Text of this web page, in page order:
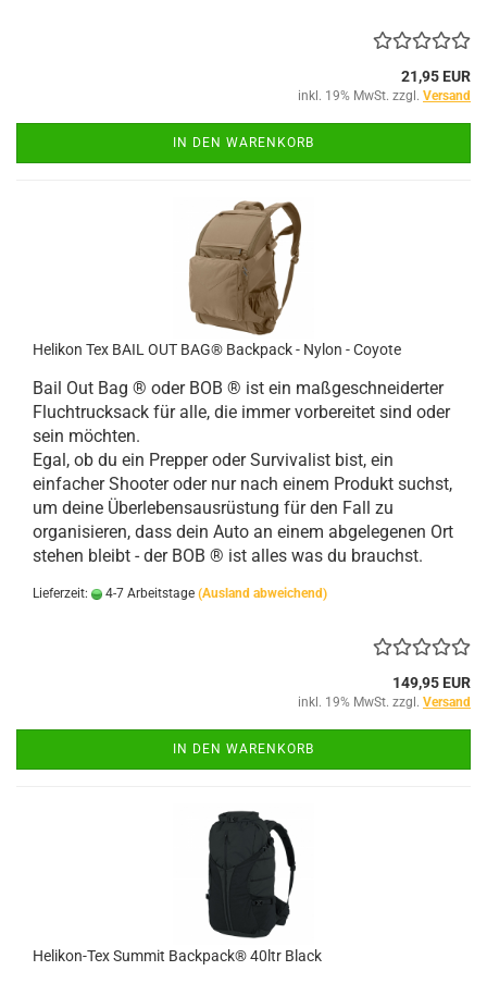
21,95 EUR
inkl. 19% MwSt. zzgl. Versand
IN DEN WARENKORB
Helikon Tex BAIL OUT BAG® Backpack - Nylon - Coyote
Bail Out Bag ® oder BOB ® ist ein maßgeschneiderter
Fluchtrucksack für alle, die immer vorbereitet sind oder
sein möchten.
Egal, ob du ein Prepper oder Survivalist bist, ein
einfacher Shooter oder nur nach einem Produkt suchst,
um deine Überlebensausrüstung für den Fall zu
organisieren, dass dein Auto an einem abgelegenen Ort
stehen bleibt - der BOB ® ist alles was du brauchst.
Lieferzeit: 4-7 Arbeitstage (Ausland abweichend)
149,95 EUR
inkl. 19% MwSt. zzgl. Versand
IN DEN WARENKORB
Helikon-Tex Summit Backpack® 40ltr Black